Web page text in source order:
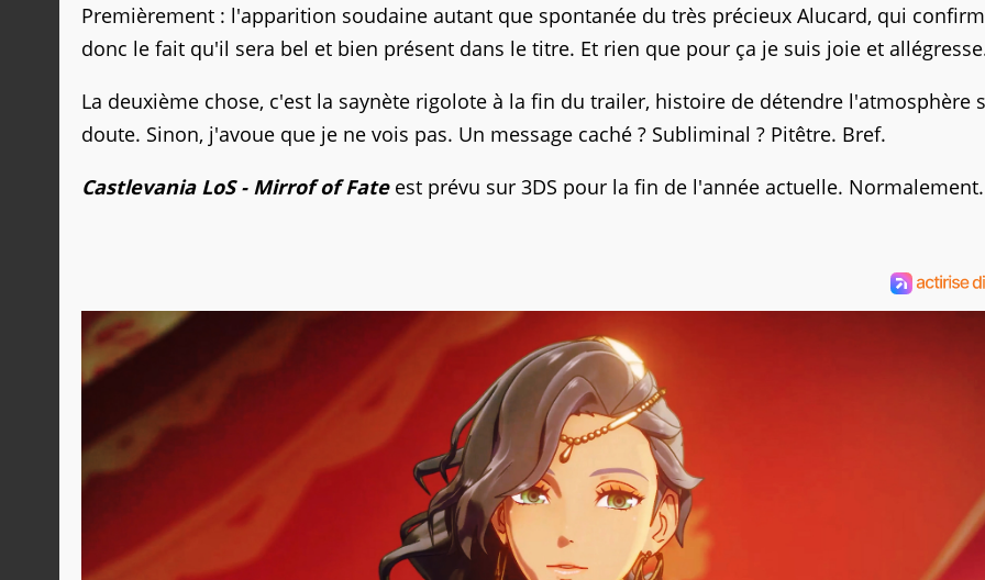
Premièrement : l'apparition soudaine autant que spontanée du très précieux Alucard, qui
donc le fait qu'il sera bel et bien présent dans le titre. Et rien que pour ça je suis joie et
La deuxième chose, c'est la saynète rigolote à la fin du trailer, histoire de détendre l'atmosphère
doute. Sinon, j'avoue que je ne vois pas. Un message caché ? Subliminal ? Pitêtre. Bref.
Castlevania LoS - Mirrof of Fateest prévu sur 3DS pour la fin de l'année actuelle. Normalement.